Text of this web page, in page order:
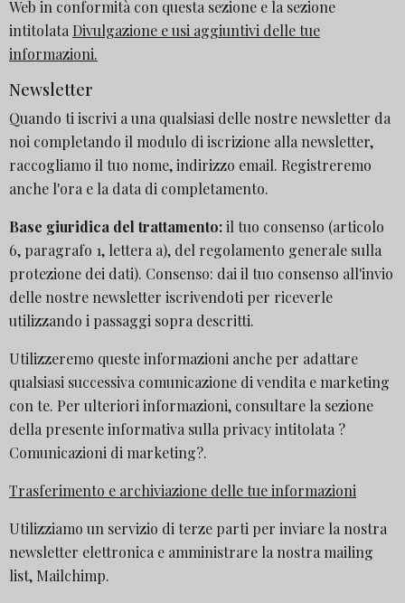
Web in conformità con questa sezione e la sezione
intitolata Divulgazione e usi aggiuntivi delle tue
informazioni.
Newsletter
Quando ti iscrivi a una qualsiasi delle nostre newsletter da
noi completando il modulo di iscrizione alla newsletter,
raccogliamo il tuo nome, indirizzo email. Registreremo
anche l'ora e la data di completamento.
Base giuridica del trattamento:il tuo consenso (articolo
6, paragrafo 1, lettera a), del regolamento generale sulla
protezione dei dati). Consenso: dai il tuo consenso all'invio
delle nostre newsletter iscrivendoti per riceverle
utilizzando i passaggi sopra descritti.
Utilizzeremo queste informazioni anche per adattare
qualsiasi successiva comunicazione di vendita e marketing
con te. Per ulteriori informazioni, consultare la sezione
della presente informativa sulla privacy intitolata ?
Comunicazioni di marketing?.
Trasferimento e archiviazione delle tue informazioni
Utilizziamo un servizio di terze parti per inviare la nostra
newsletter elettronica e amministrare la nostra mailing
list, Mailchimp.